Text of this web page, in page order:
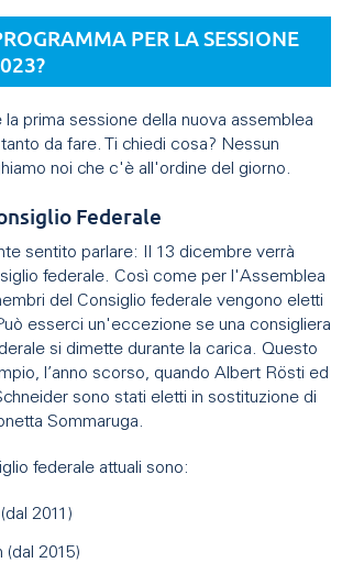
PER LA SESSIONE
prima sessione della nuova assemblea
da fare. Ti chiedi cosa? Nessun
noi che c'è all'ordine del giorno.
Federale
sentito parlare: Il 13 dicembre verrà
federale. Così come per l'Assemblea
del Consiglio federale vengono eletti
esserci un'eccezione se una consigliera
si dimette durante la carica. Questo
l’anno scorso, quando Albert Rösti ed
sono stati eletti in sostituzione di
Sommaruga.
federale attuali sono:
2011)
(dal 2015)